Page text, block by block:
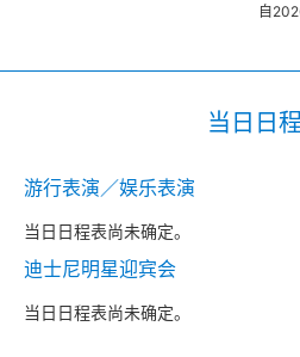
自
当日日
游行表演／娱乐表演
当日日程表尚未确定。
迪士尼明星迎宾会
当日日程表尚未确定。